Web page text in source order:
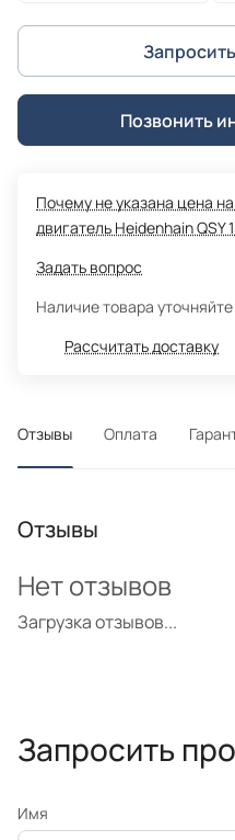
Позвонить
Почему не указана цена
двигатель Heidenhain QSY
Задать вопрос
Наличие товара
Рассчитать доставку
Отзывы Оплата
Отзывы
Загрузка отзывов...
Нет отзывов
Запросить
Имя